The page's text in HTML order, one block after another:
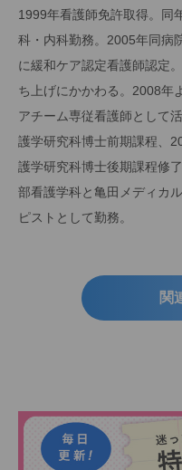
1999年看護師免許取得。同
科・内科勤務。2005年同病
に緩和ケア認定看護師認定
ち上げにかかわる。2008年
アチーム専従看護師として
護学研究科博士前期課程、
護学研究科博士後期課程修
部看護学科と亀田メディカ
ピストとして勤務。
関